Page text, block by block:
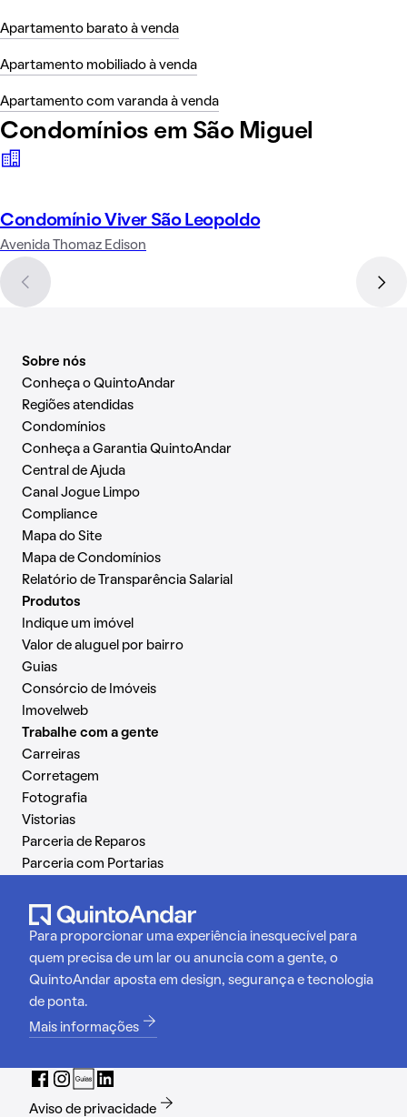
Apartamento barato à venda
Apartamento mobiliado à venda
Apartamento com varanda à venda
Condomínios em São Miguel
Condomínio Viver São Leopoldo
Avenida Thomaz Edison
Sobre nós
Conheça o QuintoAndar
Regiões atendidas
Condomínios
Conheça a Garantia QuintoAndar
Central de Ajuda
Canal Jogue Limpo
Compliance
Mapa do Site
Mapa de Condomínios
Relatório de Transparência Salarial
Produtos
Indique um imóvel
Valor de aluguel por bairro
Guias
Consórcio de Imóveis
Imovelweb
Trabalhe com a gente
Carreiras
Corretagem
Fotografia
Vistorias
Parceria de Reparos
Parceria com Portarias
Para proporcionar uma experiência inesquecível para
quem precisa de um lar ou anuncia com a gente, o
QuintoAndar aposta em design, segurança e tecnologia
de ponta.
Mais informações
Aviso de privacidade